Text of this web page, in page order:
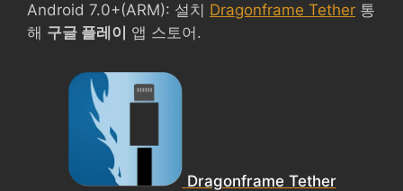
Android 7.0+(ARM): 설치 Dragonframe Tether 통
해 구글 플레이 앱 스토어.
Dragonframe Tether